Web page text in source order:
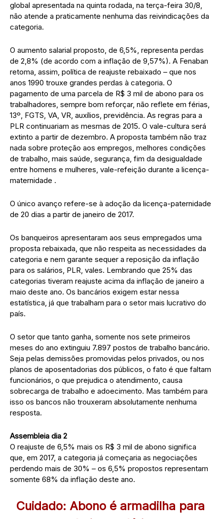
global apresentada na quinta rodada, na terça-feira 30/8,
não atende a praticamente nenhuma das reivindicações da
categoria.
O aumento salarial proposto, de 6,5%, representa perdas
de 2,8% (de acordo com a inflação de 9,57%). A Fenaban
retoma, assim, política de reajuste rebaixado – que nos
anos 1990 trouxe grandes perdas à categoria. O
pagamento de uma parcela de R$ 3 mil de abono para os
trabalhadores, sempre bom reforçar, não reflete em férias,
13º, FGTS, VA, VR, auxílios, previdência. As regras para a
PLR continuariam as mesmas de 2015. O vale-cultura será
extinto a partir de dezembro. A proposta também não traz
nada sobre proteção aos empregos, melhores condições
de trabalho, mais saúde, segurança, fim da desigualdade
entre homens e mulheres, vale-refeição durante a licença-
maternidade .
O único avanço refere-se à adoção da licença-paternidade
de 20 dias a partir de janeiro de 2017.
Os banqueiros apresentaram aos seus empregados uma
proposta rebaixada, que não respeita as necessidades da
categoria e nem garante sequer a reposição da inflação
para os salários, PLR, vales. Lembrando que 25% das
categorias tiveram reajuste acima da inflação de janeiro a
maio deste ano. Os bancários exigem estar nessa
estatística, já que trabalham para o setor mais lucrativo do
país.
O setor que tanto ganha, somente nos sete primeiros
meses do ano extinguiu 7.897 postos de trabalho bancário.
Seja pelas demissões promovidas pelos privados, ou nos
planos de aposentadorias dos públicos, o fato é que faltam
funcionários, o que prejudica o atendimento, causa
sobrecarga de trabalho e adoecimento. Mas também para
isso os bancos não trouxeram absolutamente nenhuma
resposta.
Assembleia dia 2
O reajuste de 6,5% mais os R$ 3 mil de abono significa
que, em 2017, a categoria já começaria as negociações
perdendo mais de 30% – os 6,5% propostos representam
somente 68% da inflação deste ano.
Cuidado: Abono é armadilha para